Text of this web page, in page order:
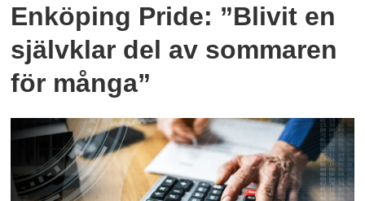
Enköping Pride: ”Blivit en
självklar del av sommaren
för många”